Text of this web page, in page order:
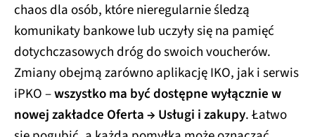
chaos dla osób, które nieregularnie śledzą
komunikaty bankowe lub uczyły się na pamięć
dotychczasowych dróg do swoich voucherów.
Zmiany obejmą zarówno aplikację IKO, jak i serwis
iPKO –wszystko ma być dostępne wyłącznie w
nowej zakładce Oferta → Usługi i zakupy. Łatwo